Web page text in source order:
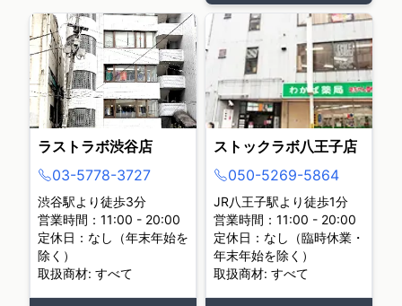
ラストラボ渋谷店
03-5778-3727
渋谷駅より徒歩3分
営業時間：11:00 - 20:00
定休日：なし（年末年始を
除く）
取扱商材: すべて
ストックラボ八王子店
050-5269-5864
JR八王子駅より徒歩1分
営業時間：11:00 - 20:00
定休日：なし（臨時休業・
年末年始を除く）
取扱商材: すべて